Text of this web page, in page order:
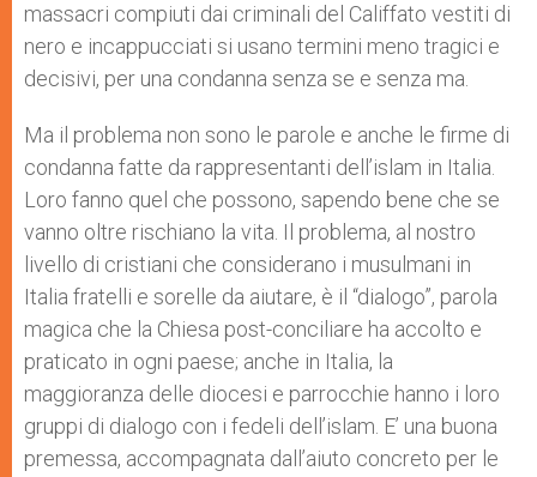
massacri compiuti dai criminali del Califfato vestiti di
nero e incappucciati si usano termini meno tragici e
decisivi, per una condanna senza se e senza ma.
Ma il problema non sono le parole e anche le firme di
condanna fatte da rappresentanti dell’islam in Italia.
Loro fanno quel che possono, sapendo bene che se
vanno oltre rischiano la vita. Il problema, al nostro
livello di cristiani che considerano i musulmani in
Italia fratelli e sorelle da aiutare, è il “dialogo”, parola
magica che la Chiesa post-conciliare ha accolto e
praticato in ogni paese; anche in Italia, la
maggioranza delle diocesi e parrocchie hanno i loro
gruppi di dialogo con i fedeli dell’islam. E’ una buona
premessa, accompagnata dall’aiuto concreto per le